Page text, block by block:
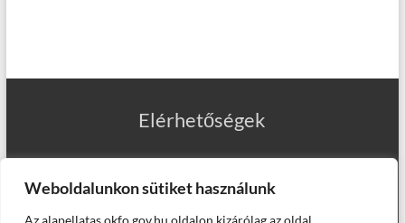
Weboldalunkon sütiket használunk
Az alapellatas.okfo.gov.hu oldalon kizárólag az oldal
Elérhetőségek